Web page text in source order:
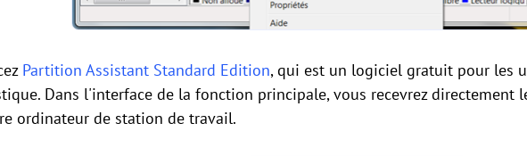
Partition Assistant Standard Edition, qui est un logiciel gratuit pour les
Dans l'interface de la fonction principale, vous recevrez directement
ordinateur de station de travail.